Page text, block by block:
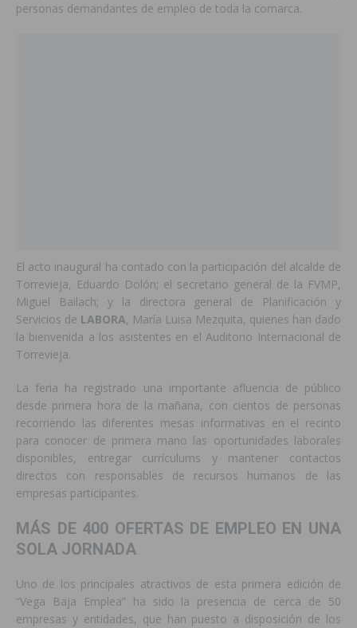
personas demandantes de empleo de toda la comarca.
El acto inaugural ha contado con la participación del alcalde de
Torrevieja, Eduardo Dolón; el secretario general de la FVMP,
Miguel Bailach; y la directora general de Planificación y
Servicios de LABORA, María Luisa Mezquita, quienes han dado
la bienvenida a los asistentes en el Auditorio Internacional de
Torrevieja.
La feria ha registrado una importante afluencia de público
desde primera hora de la mañana, con cientos de personas
recorriendo las diferentes mesas informativas en el recinto
para conocer de primera mano las oportunidades laborales
disponibles, entregar currículums y mantener contactos
directos con responsables de recursos humanos de las
empresas participantes.
MÁS DE 400 OFERTAS DE EMPLEO EN UNA
SOLA JORNADA
Uno de los principales atractivos de esta primera edición de
“Vega Baja Emplea” ha sido la presencia de cerca de 50
empresas y entidades, que han puesto a disposición de los